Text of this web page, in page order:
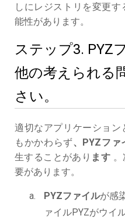
しにレジストリを変更
能性があります。
ステップ3. PYZ
他の考えられる
さい。
適切なアプリケーショ
もかかわらず、PYZファ
生することがあり ます
要があります。
PYZファイルが感
ァイルPYZがウイ